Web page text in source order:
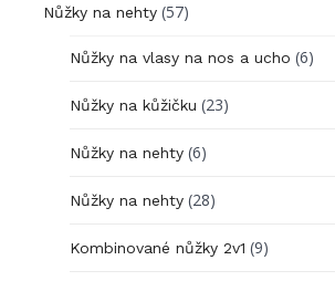
Nůžky na nehty (57)
Nůžky na vlasy na nos a ucho (6)
Nůžky na kůžičku (23)
Nůžky na nehty (6)
Nůžky na nehty (28)
Kombinované nůžky 2v1 (9)